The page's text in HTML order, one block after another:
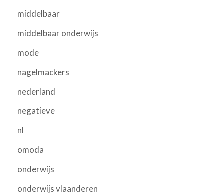
middelbaar
middelbaar onderwijs
mode
nagelmackers
nederland
negatieve
nl
omoda
onderwijs
onderwijs vlaanderen